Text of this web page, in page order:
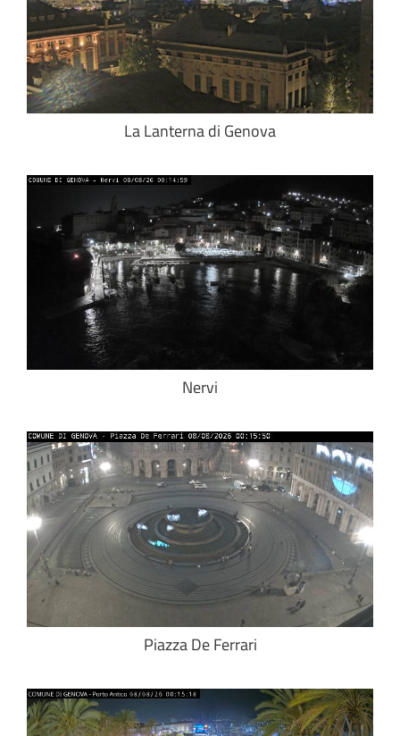
La Lanterna di Genova
Nervi
Piazza De Ferrari